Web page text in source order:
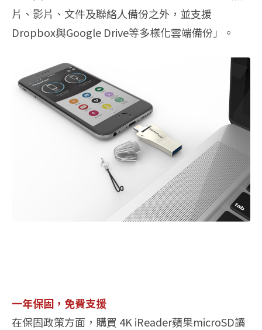
片、影片、文件及聯絡人備份之外，並支援
Dropbox與Google Drive等多樣化雲端備份」。
一年保固，免費支援
在保固政策方面，購買 4K iReader蘋果microSD讀